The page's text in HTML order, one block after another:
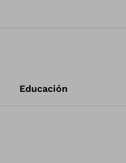
Educación